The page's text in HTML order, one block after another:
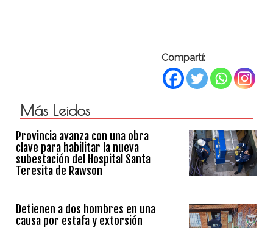
Compartí:
Más Leidos
Provincia avanza con una obra
clave para habilitar la nueva
subestación del Hospital Santa
Teresita de Rawson
Detienen a dos hombres en una
causa por estafa y extorsión